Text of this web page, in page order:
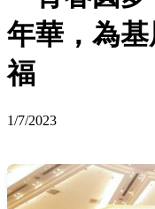
年華，為
福
1/7/2023